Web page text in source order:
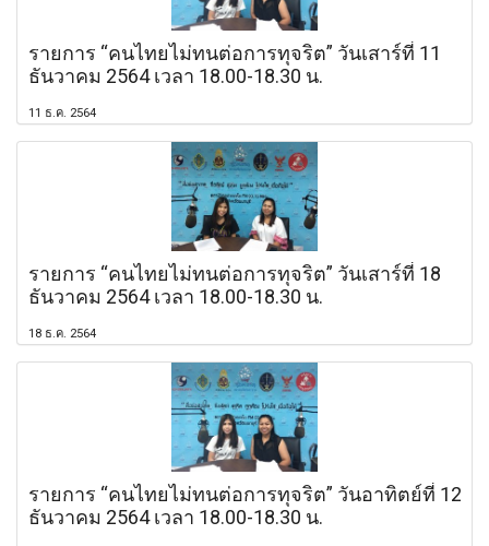
รายการ “คนไทยไม่ทนต่อการทุจริต” วันเสาร์ที่ 11
ธันวาคม 2564 เวลา 18.00-18.30 น.
11 ธ.ค. 2564
รายการ “คนไทยไม่ทนต่อการทุจริต” วันเสาร์ที่ 18
ธันวาคม 2564 เวลา 18.00-18.30 น.
18 ธ.ค. 2564
รายการ “คนไทยไม่ทนต่อการทุจริต” วันอาทิตย์ที่ 12
ธันวาคม 2564 เวลา 18.00-18.30 น.